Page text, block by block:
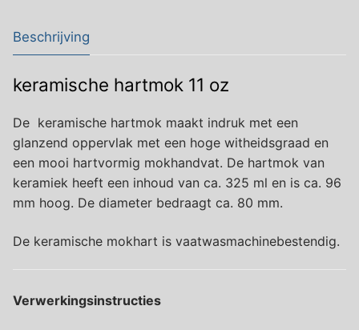
Beschrijving
keramische hartmok 11 oz
De keramische hartmok maakt indruk met een
glanzend oppervlak met een hoge witheidsgraad en
een mooi hartvormig mokhandvat. De hartmok van
keramiek heeft een inhoud van ca. 325 ml en is ca. 96
mm hoog. De diameter bedraagt ​​ca. 80 mm.
De keramische mokhart is vaatwasmachinebestendig.
Verwerkingsinstructies